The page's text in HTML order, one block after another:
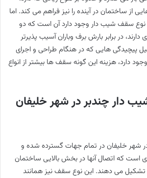
ساختمان در آینده را نیز فراهم می کند. اما
نوع سقف شیب دار وجود دارد آن است که دو
در برابر بارش برف وباران آسیب پذیرتر
پیچیدگی هایی که در هنگام طراحی و اجرای
دارد، هزینه این گونه سقف ها بیشتر از انواع
دار چندبر در شهر خلیفان
شهر خلیفان در تمام جهات گسترده شده و
است که اتصال آنها در بخش بالایی ساختمان
تشکیل می دهند. این نوع سقف نیز همانند